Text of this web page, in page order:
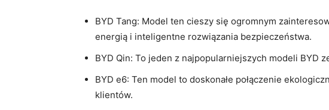
BYD‌ Tang: ‍Model ten cieszy się ogromnym
energią i inteligentne ⁤rozwiązania bezpieczeństwa.
BYD Qin: To jeden z najpopularniejszych modeli BYD
BYD e6: ‌Ten model to⁤ doskonałe połączenie
klientów.